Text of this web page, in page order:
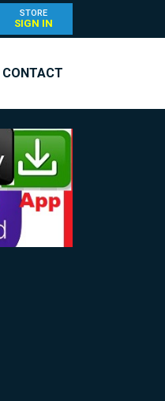
STORE
SIGN IN
CONTACT